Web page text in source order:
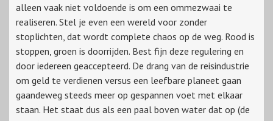
alleen vaak niet voldoende is om een ommezwaai te
realiseren. Stel je even een wereld voor zonder
stoplichten, dat wordt complete chaos op de weg. Rood is
stoppen, groen is doorrijden. Best fijn deze regulering en
door iedereen geaccepteerd. De drang van de reisindustrie
om geld te verdienen versus een leefbare planeet gaan
gaandeweg steeds meer op gespannen voet met elkaar
staan. Het staat dus als een paal boven water dat op (de